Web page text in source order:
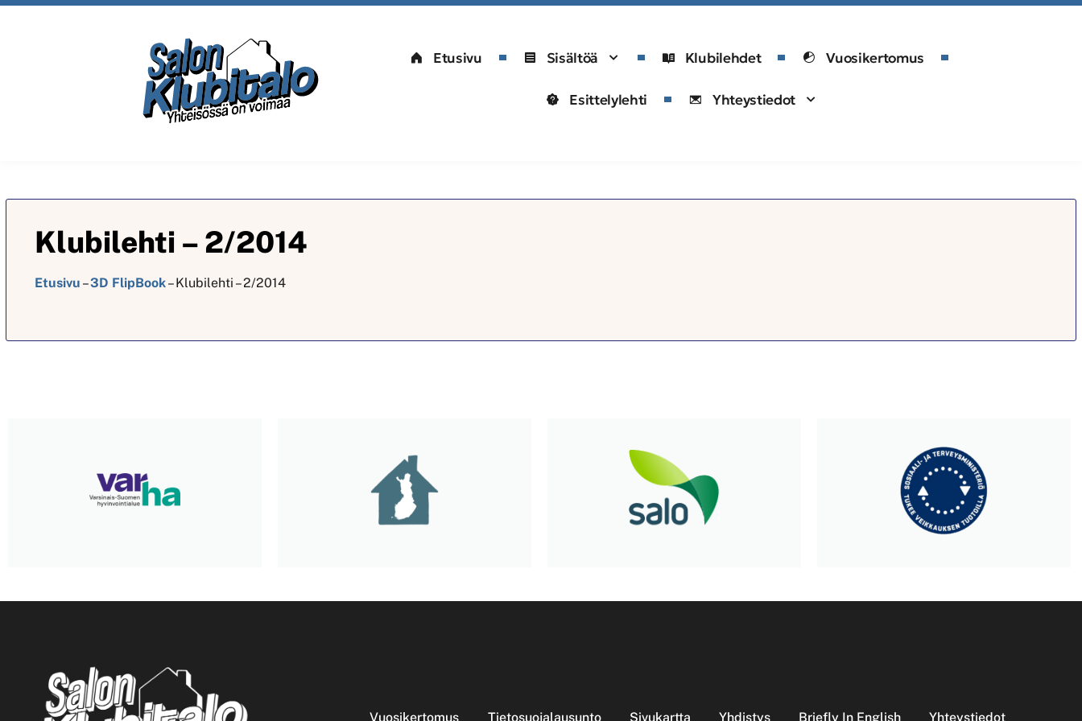
Etusivu Sisältöä Klubilehdet Vuosikertomus
Esittelylehti Yhteystiedot
Klubilehti – 2/2014
Etusivu –3D FlipBook–Klubilehti – 2/2014
Vuosikertomus Tietosuojalausunto Sivukartta Yhdistys Briefly In English Yhteystiedot